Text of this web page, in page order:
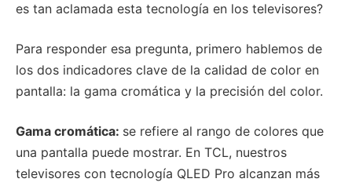
es tan aclamada esta tecnología en los televisores?
Para responder esa pregunta, primero hablemos de
los dos indicadores clave de la calidad de color en
pantalla: la gama cromática y la precisión del color.
Gama cromática: se refiere al rango de colores que
una pantalla puede mostrar. En TCL, nuestros
televisores con tecnología QLED Pro alcanzan más